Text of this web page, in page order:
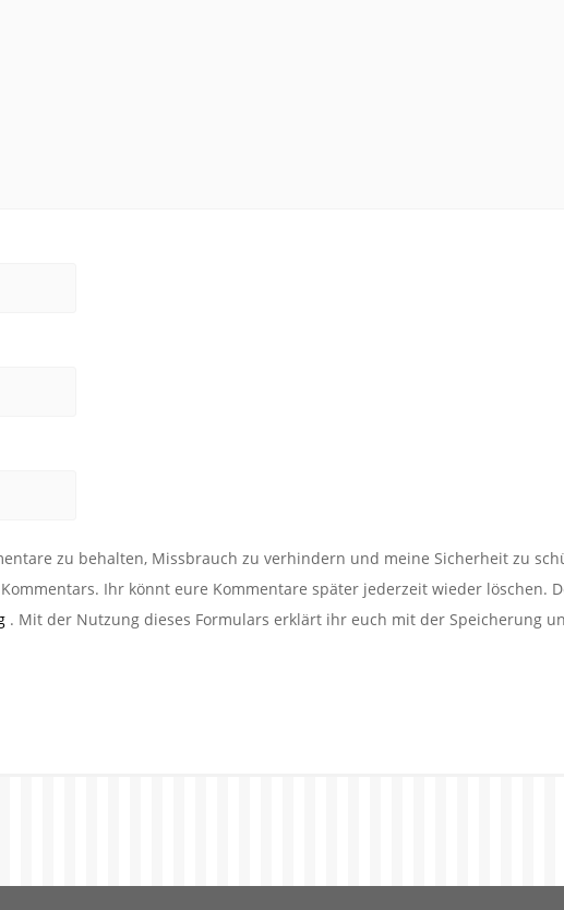
zu behalten, Missbrauch zu verhindern und meine Sicherheit zu
Ihr könnt eure Kommentare später jederzeit wieder
. Mit der Nutzung dieses Formulars erklärt ihr euch mit der Speicherung